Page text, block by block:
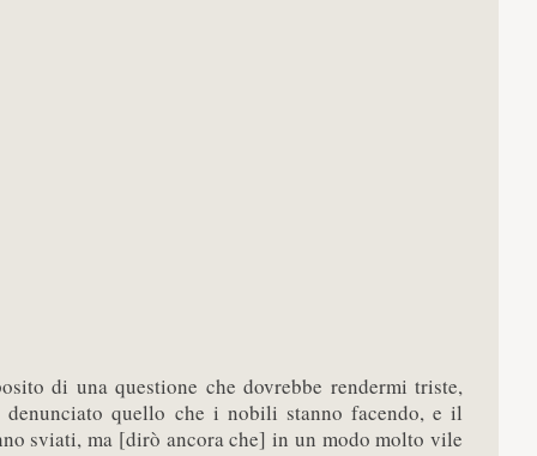
di una questione che dovrebbe rendermi triste,
denunciato quello che i nobili stanno facendo, e il
sviati, ma [dirò ancora che] in un modo molto vile